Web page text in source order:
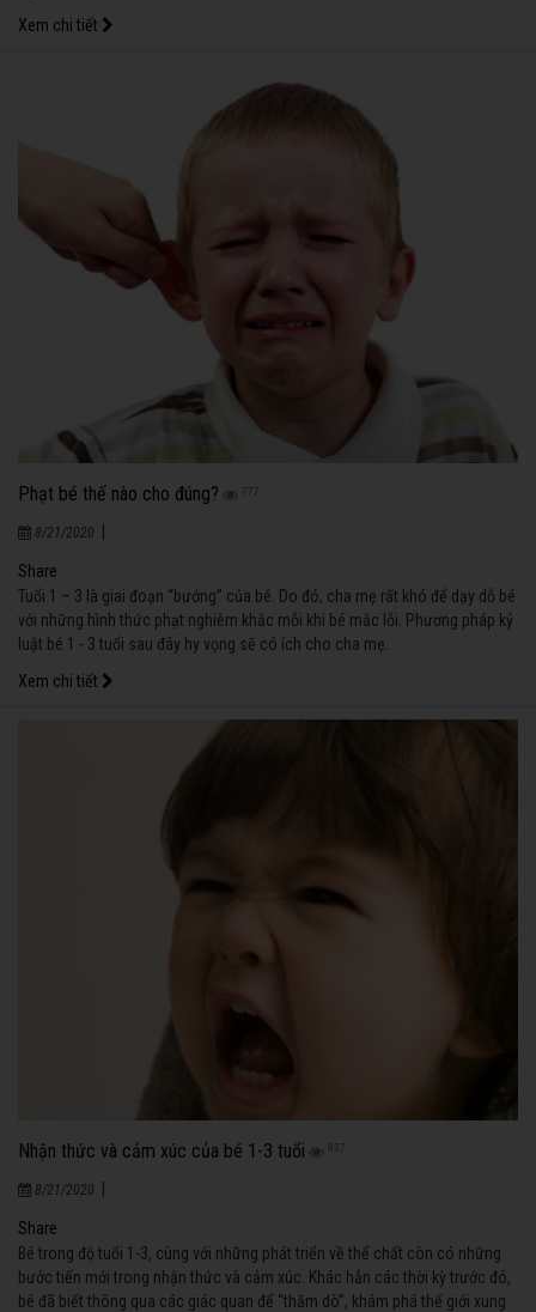
Xem chi tiết
Phạt bé thế nào cho đúng? 777
8/21/2020
Share
Tuổi 1 – 3 là giai đoạn “bướng” của bé. Do đó, cha mẹ rất khó để dạy dỗ bé
với những hình thức phạt nghiêm khắc mỗi khi bé mắc lỗi. Phương pháp kỷ
luật bé 1 - 3 tuổi sau đây hy vọng sẽ có ích cho cha mẹ.
Xem chi tiết
Nhận thức và cảm xúc của bé 1-3 tuổi 837
8/21/2020
Share
Bé trong độ tuổi 1-3, cùng với những phát triển về thể chất còn có những
bước tiến mới trong nhận thức và cảm xúc. Khác hẳn các thời kỳ trước đó,
bé đã biết thông qua các giác quan để “thăm dò”, khám phá thế giới xung